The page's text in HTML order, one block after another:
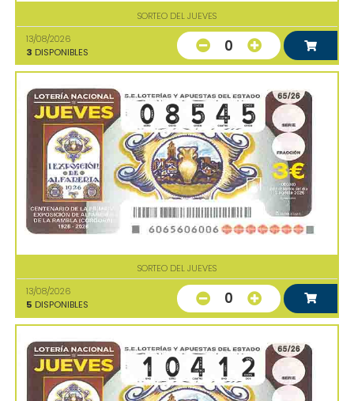
SORTEO DEL JUEVES
13/08/2026
3 DISPONIBLES 0
SORTEO DEL JUEVES
13/08/2026
5 DISPONIBLES 0